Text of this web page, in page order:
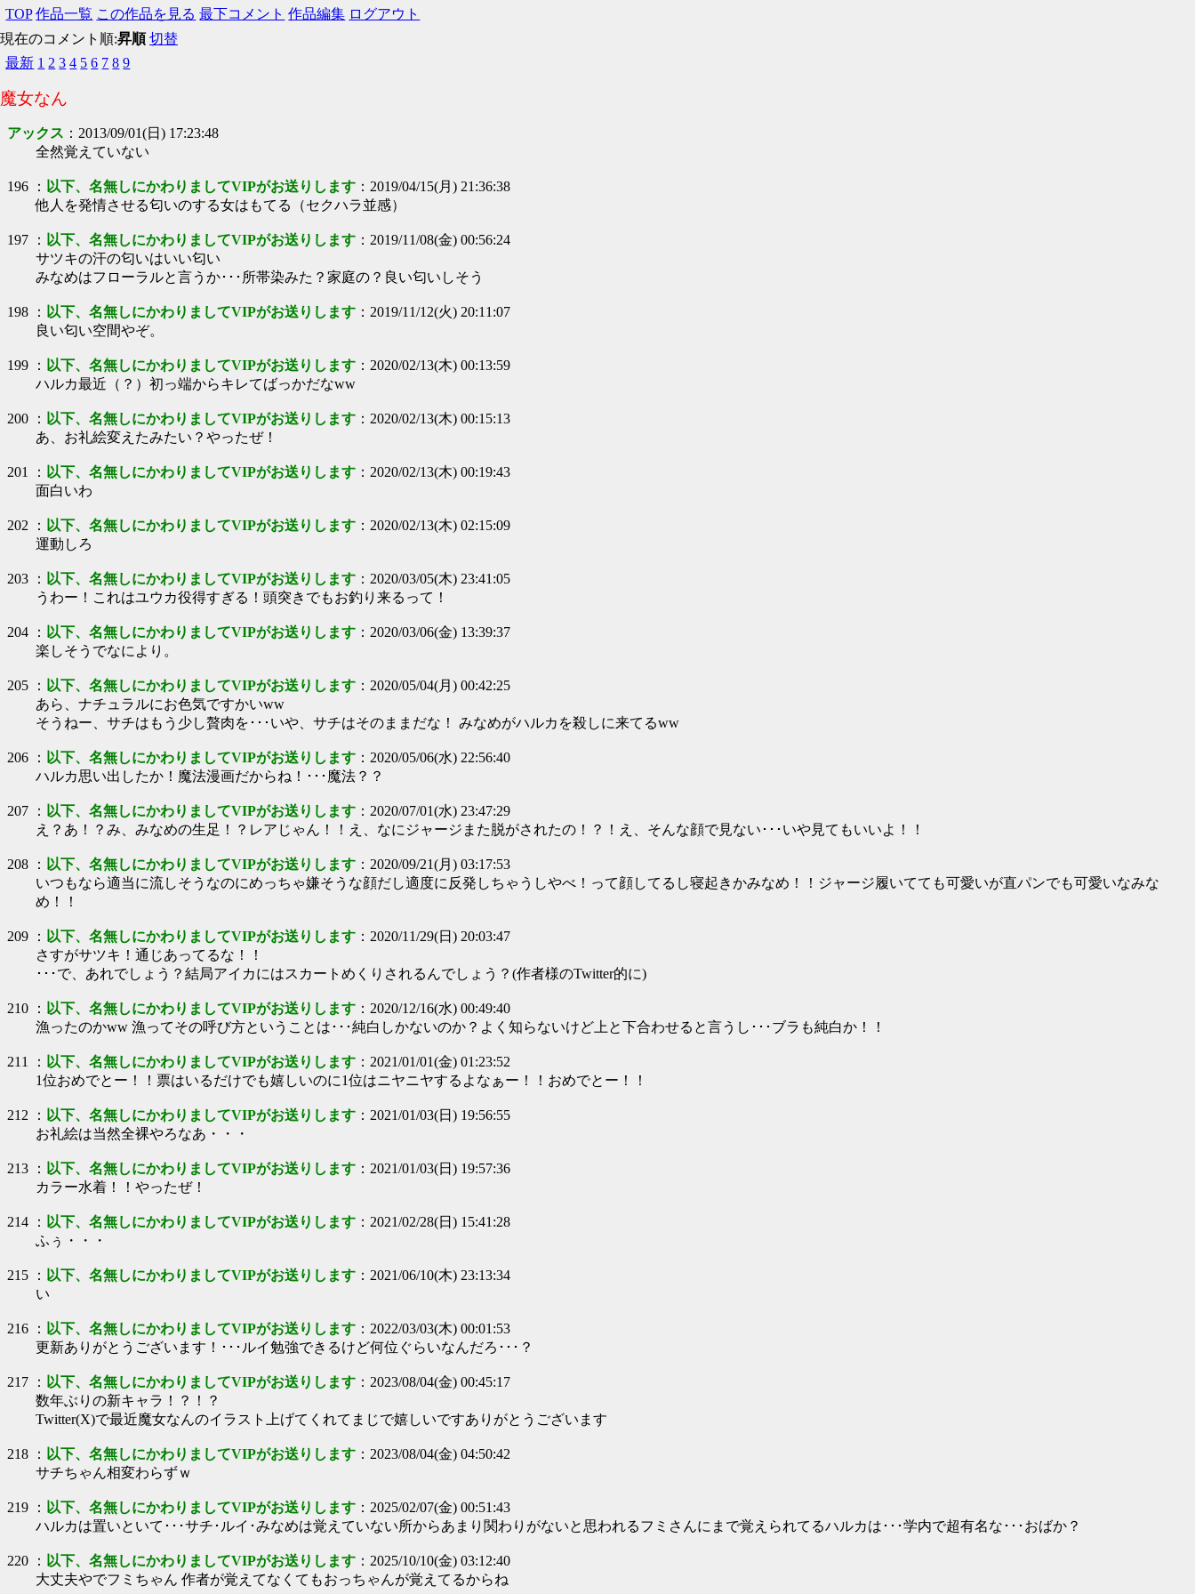
TOP 作品一覧 この作品を見る 最下コメント 作品編集 ログアウト
現在のコメント順:昇順 切替
最新 1 2 3 4 5 6 7 8 9
魔女なん
アックス ： 2013/09/01(日) 17:23:48
全然覚えていない
196 ： 以下、名無しにかわりましてVIPがお送りします ： 2019/04/15(月) 21:36:38
他人を発情させる匂いのする女はもてる（セクハラ並感）
197 ： 以下、名無しにかわりましてVIPがお送りします ： 2019/11/08(金) 00:56:24
サツキの汗の匂いはいい匂い
みなめはフローラルと言うか･･･所帯染みた？家庭の？良い匂いしそう
198 ： 以下、名無しにかわりましてVIPがお送りします ： 2019/11/12(火) 20:11:07
良い匂い空間やぞ。
199 ： 以下、名無しにかわりましてVIPがお送りします ： 2020/02/13(木) 00:13:59
ハルカ最近（？）初っ端からキレてばっかだなww
200 ： 以下、名無しにかわりましてVIPがお送りします ： 2020/02/13(木) 00:15:13
あ、お礼絵変えたみたい？やったぜ！
201 ： 以下、名無しにかわりましてVIPがお送りします ： 2020/02/13(木) 00:19:43
面白いわ
202 ： 以下、名無しにかわりましてVIPがお送りします ： 2020/02/13(木) 02:15:09
運動しろ
203 ： 以下、名無しにかわりましてVIPがお送りします ： 2020/03/05(木) 23:41:05
うわー！これはユウカ役得すぎる！頭突きでもお釣り来るって！
204 ： 以下、名無しにかわりましてVIPがお送りします ： 2020/03/06(金) 13:39:37
楽しそうでなにより。
205 ： 以下、名無しにかわりましてVIPがお送りします ： 2020/05/04(月) 00:42:25
あら、ナチュラルにお色気ですかいww
そうねー、サチはもう少し贅肉を･･･いや、サチはそのままだな！ みなめがハルカを殺しに来てるww
206 ： 以下、名無しにかわりましてVIPがお送りします ： 2020/05/06(水) 22:56:40
ハルカ思い出したか！魔法漫画だからね！･･･魔法？？
207 ： 以下、名無しにかわりましてVIPがお送りします ： 2020/07/01(水) 23:47:29
え？あ！？み、みなめの生足！？レアじゃん！！え、なにジャージまた脱がされたの！？！え、そんな顔で見ない･･･いや見てもいいよ！！
208 ： 以下、名無しにかわりましてVIPがお送りします ： 2020/09/21(月) 03:17:53
いつもなら適当に流しそうなのにめっちゃ嫌そうな顔だし適度に反発しちゃうしやべ！って顔してるし寝起きかみなめ！！ジャージ履いてても可愛いが直パンでも可愛いなみな
め！！
209 ： 以下、名無しにかわりましてVIPがお送りします ： 2020/11/29(日) 20:03:47
さすがサツキ！通じあってるな！！
･･･で、あれでしょう？結局アイカにはスカートめくりされるんでしょう？(作者様のTwitter的に)
210 ： 以下、名無しにかわりましてVIPがお送りします ： 2020/12/16(水) 00:49:40
漁ったのかww 漁ってその呼び方ということは･･･純白しかないのか？よく知らないけど上と下合わせると言うし･･･ブラも純白か！！
211 ： 以下、名無しにかわりましてVIPがお送りします ： 2021/01/01(金) 01:23:52
1位おめでとー！！票はいるだけでも嬉しいのに1位はニヤニヤするよなぁー！！おめでとー！！
212 ： 以下、名無しにかわりましてVIPがお送りします ： 2021/01/03(日) 19:56:55
お礼絵は当然全裸やろなあ・・・
213 ： 以下、名無しにかわりましてVIPがお送りします ： 2021/01/03(日) 19:57:36
カラー水着！！やったぜ！
214 ： 以下、名無しにかわりましてVIPがお送りします ： 2021/02/28(日) 15:41:28
ふぅ・・・
215 ： 以下、名無しにかわりましてVIPがお送りします ： 2021/06/10(木) 23:13:34
い
216 ： 以下、名無しにかわりましてVIPがお送りします ： 2022/03/03(木) 00:01:53
更新ありがとうございます！･･･ルイ勉強できるけど何位ぐらいなんだろ･･･？
217 ： 以下、名無しにかわりましてVIPがお送りします ： 2023/08/04(金) 00:45:17
数年ぶりの新キャラ！？！？
Twitter(X)で最近魔女なんのイラスト上げてくれてまじで嬉しいですありがとうございます
218 ： 以下、名無しにかわりましてVIPがお送りします ： 2023/08/04(金) 04:50:42
サチちゃん相変わらずｗ
219 ： 以下、名無しにかわりましてVIPがお送りします ： 2025/02/07(金) 00:51:43
ハルカは置いといて･･･サチ･ルイ･みなめは覚えていない所からあまり関わりがないと思われるフミさんにまで覚えられてるハルカは･･･学内で超有名な･･･おばか？
220 ： 以下、名無しにかわりましてVIPがお送りします ： 2025/10/10(金) 03:12:40
大丈夫やでフミちゃん 作者が覚えてなくてもおっちゃんが覚えてるからね